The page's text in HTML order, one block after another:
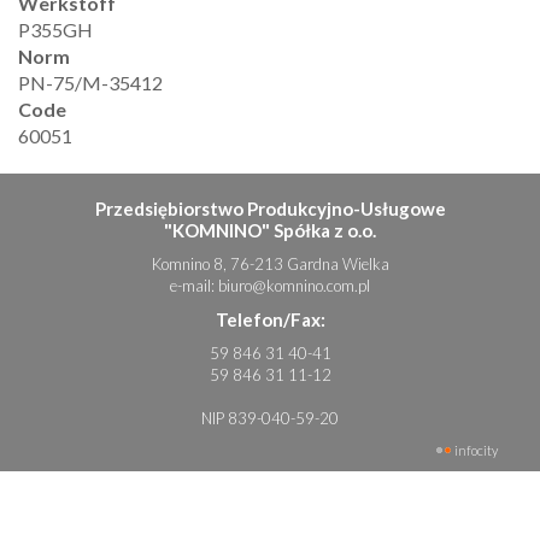
P355GH
Norm
PN-75/M-35412
Code
60051
Przedsiębiorstwo Produkcyjno-Usługowe
"KOMNINO" Spółka z o.o.
Komnino 8, 76-213 Gardna Wielka
e-mail: biuro@komnino.com.pl
Telefon/Fax:
59 846 31 40-41
59 846 31 11-12
NIP 839-040-59-20
infocity